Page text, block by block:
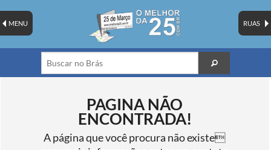
RUAS
MENU
PAGINA NÃO
ENCONTRADA!
A página que você procura não existe